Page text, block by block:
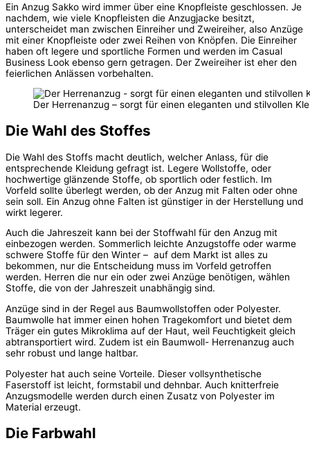
Ein Anzug Sakko wird immer über eine Knopfleiste geschlossen. Je
nachdem, wie viele Knopfleisten die Anzugjacke besitzt,
unterscheidet man zwischen Einreiher und Zweireiher, also Anzüge
mit einer Knopfleiste oder zwei Reihen von Knöpfen. Die Einreiher
haben oft legere und sportliche Formen und werden im Casual
Business Look ebenso gern getragen. Der Zweireiher ist eher den
feierlichen Anlässen vorbehalten.
Der Herrenanzug – sorgt für einen eleganten und stilvollen
Die Wahl des Stoffes
Die Wahl des Stoffs macht deutlich, welcher Anlass, für die
entsprechende Kleidung gefragt ist. Legere Wollstoffe, oder
hochwertige glänzende Stoffe, ob sportlich oder festlich. Im
Vorfeld sollte überlegt werden, ob der Anzug mit Falten oder ohne
sein soll. Ein Anzug ohne Falten ist günstiger in der Herstellung und
wirkt legerer.
Auch die Jahreszeit kann bei der Stoffwahl für den Anzug mit
einbezogen werden. Sommerlich leichte Anzugstoffe oder warme
schwere Stoffe für den Winter – auf dem Markt ist alles zu
bekommen, nur die Entscheidung muss im Vorfeld getroffen
werden. Herren die nur ein oder zwei Anzüge benötigen, wählen
Stoffe, die von der Jahreszeit unabhängig sind.
Anzüge sind in der Regel aus Baumwollstoffen oder Polyester.
Baumwolle hat immer einen hohen Tragekomfort und bietet dem
Träger ein gutes Mikroklima auf der Haut, weil Feuchtigkeit gleich
abtransportiert wird. Zudem ist ein Baumwoll- Herrenanzug auch
sehr robust und lange haltbar.
Polyester hat auch seine Vorteile. Dieser vollsynthetische
Faserstoff ist leicht, formstabil und dehnbar. Auch knitterfreie
Anzugsmodelle werden durch einen Zusatz von Polyester im
Material erzeugt.
Die Farbwahl